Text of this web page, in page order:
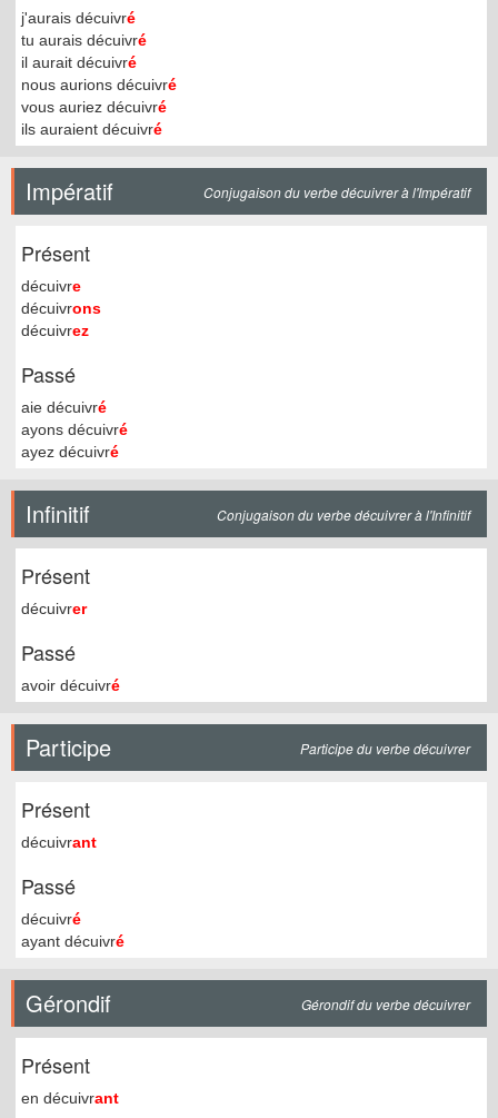
j'aurais décuivré
tu aurais décuivré
il aurait décuivré
nous aurions décuivré
vous auriez décuivré
ils auraient décuivré
Impératif Conjugaison du verbe décuivrer à l'Impératif
Présent
décuivre
décuivrons
décuivrez
Passé
aie décuivré
ayons décuivré
ayez décuivré
Infinitif Conjugaison du verbe décuivrer à l'Infinitif
Présent
décuivrer
Passé
avoir décuivré
Participe Participe du verbe décuivrer
Présent
décuivrant
Passé
décuivré
ayant décuivré
Gérondif Gérondif du verbe décuivrer
Présent
en décuivrant